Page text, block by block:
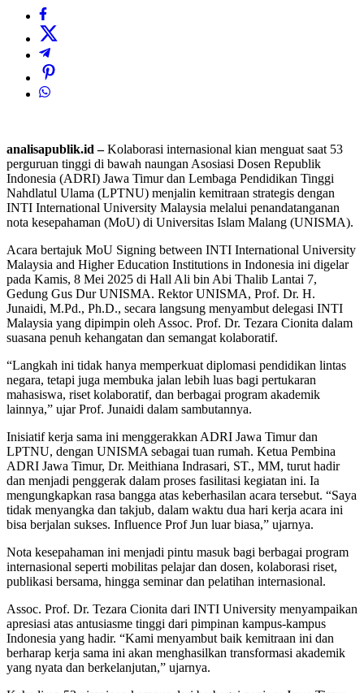
analisapublik.id –Kolaborasi internasional kian menguat saat 53
perguruan tinggi di bawah naungan Asosiasi Dosen Republik
Indonesia (ADRI) Jawa Timur dan Lembaga Pendidikan Tinggi
Nahdlatul Ulama (LPTNU) menjalin kemitraan strategis dengan
INTI International University Malaysia melalui penandatanganan
nota kesepahaman (MoU) di Universitas Islam Malang (UNISMA).
Acara bertajuk MoU Signing between INTI International University
Malaysia and Higher Education Institutions in Indonesia ini digelar
pada Kamis, 8 Mei 2025 di Hall Ali bin Abi Thalib Lantai 7,
Gedung Gus Dur UNISMA. Rektor UNISMA, Prof. Dr. H.
Junaidi, M.Pd., Ph.D., secara langsung menyambut delegasi INTI
Malaysia yang dipimpin oleh Assoc. Prof. Dr. Tezara Cionita dalam
suasana penuh kehangatan dan semangat kolaboratif.
“Langkah ini tidak hanya memperkuat diplomasi pendidikan lintas
negara, tetapi juga membuka jalan lebih luas bagi pertukaran
mahasiswa, riset kolaboratif, dan berbagai program akademik
lainnya,” ujar Prof. Junaidi dalam sambutannya.
Inisiatif kerja sama ini menggerakkan ADRI Jawa Timur dan
LPTNU, dengan UNISMA sebagai tuan rumah. Ketua Pembina
ADRI Jawa Timur, Dr. Meithiana Indrasari, ST., MM, turut hadir
dan menjadi penggerak dalam proses fasilitasi kegiatan ini. Ia
mengungkapkan rasa bangga atas keberhasilan acara tersebut. “Saya
tidak menyangka dan takjub, dalam waktu dua hari kerja acara ini
bisa berjalan sukses. Influence Prof Jun luar biasa,” ujarnya.
Nota kesepahaman ini menjadi pintu masuk bagi berbagai program
internasional seperti mobilitas pelajar dan dosen, kolaborasi riset,
publikasi bersama, hingga seminar dan pelatihan internasional.
Assoc. Prof. Dr. Tezara Cionita dari INTI University menyampaikan
apresiasi atas antusiasme tinggi dari pimpinan kampus-kampus
Indonesia yang hadir. “Kami menyambut baik kemitraan ini dan
berharap kerja sama ini akan menghasilkan transformasi akademik
yang nyata dan berkelanjutan,” ujarnya.